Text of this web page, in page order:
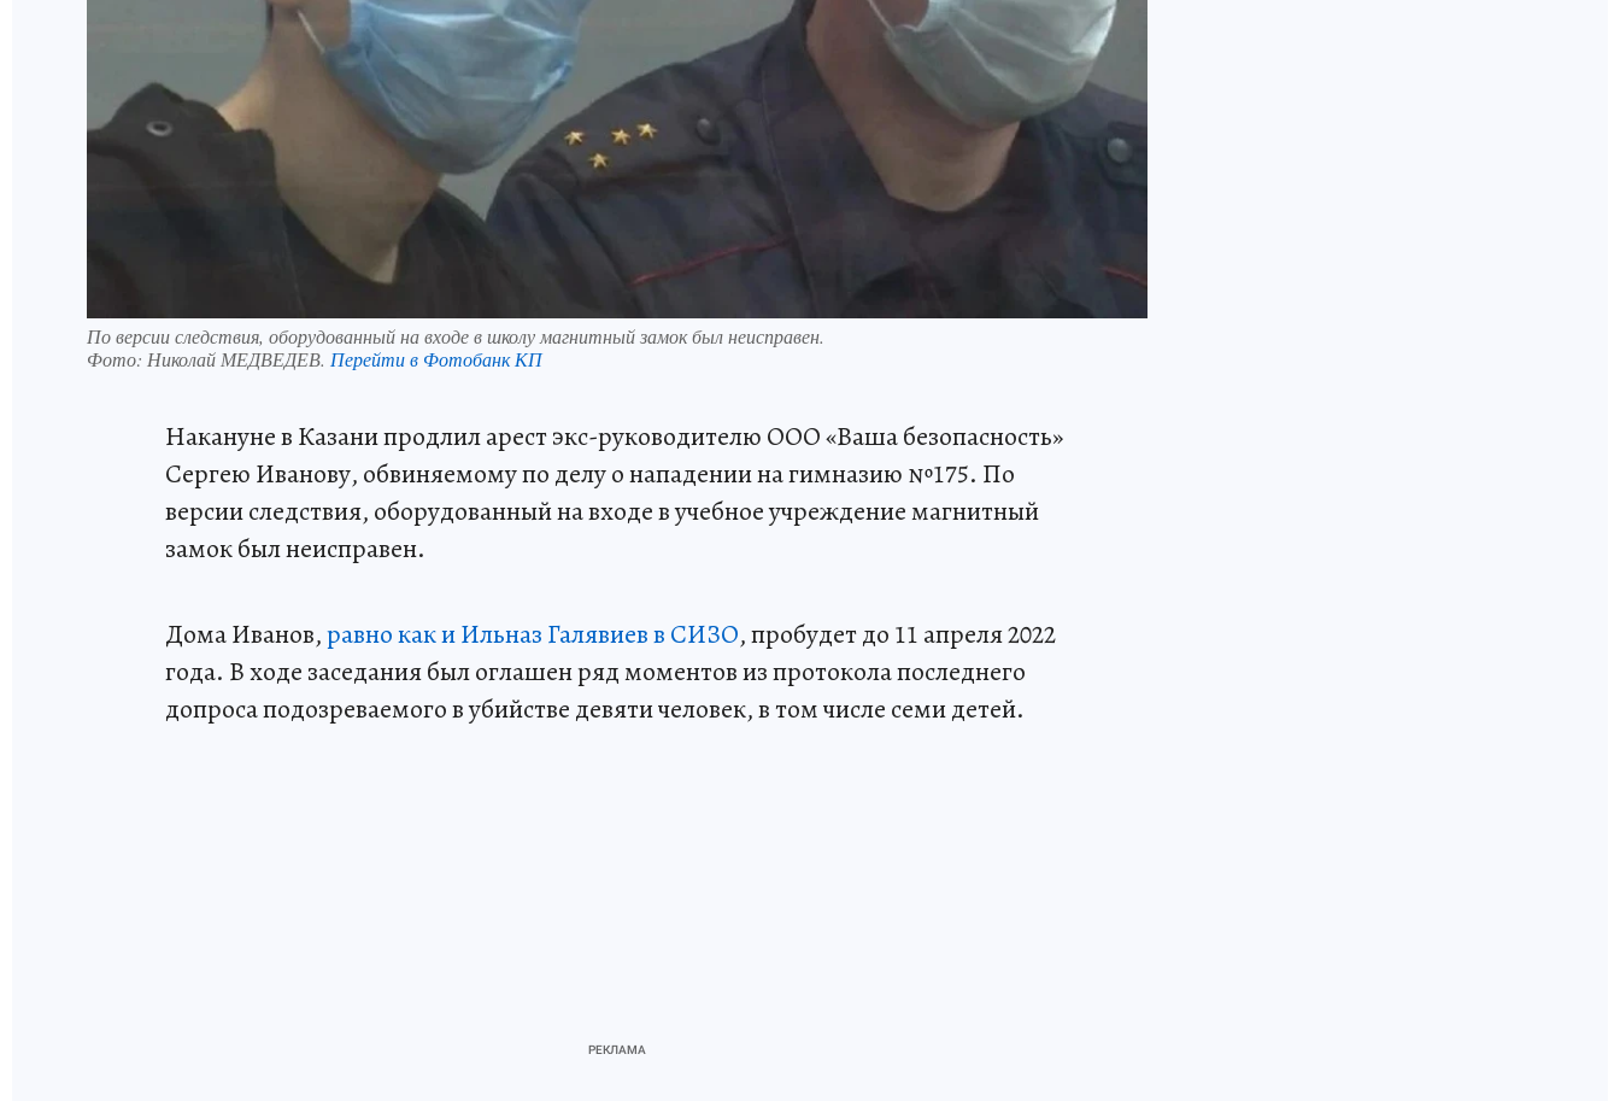
По версии следствия, оборудованный на входе в школу магнитный замок был неисправен.
Фото: Николай МЕДВЕДЕВ. Перейти в Фотобанк КП
Накануне в Казани продлил арест экс-руководителю ООО «Ваша безопасность»
Сергею Иванову, обвиняемому по делу о нападении на гимназию №175. По
версии следствия, оборудованный на входе в учебное учреждение магнитный
замок был неисправен.
Дома Иванов,равно как и Ильназ Галявиев в СИЗО, пробудет до 11 апреля 2022
года. В ходе заседания был оглашен ряд моментов из протокола последнего
допроса подозреваемого в убийстве девяти человек, в том числе семи детей.